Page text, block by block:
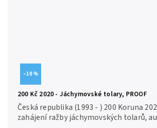
–10 %
200 Kč 2020 - Jáchymovské tolary, PROOF
Česká republika (1993 - ) 200 Koruna
zahájení ražby jáchymovských tolarů,